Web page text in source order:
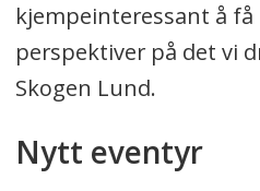
kjempeinteressant å
perspektiver på det vi
Skogen Lund.
Nytt eventyr